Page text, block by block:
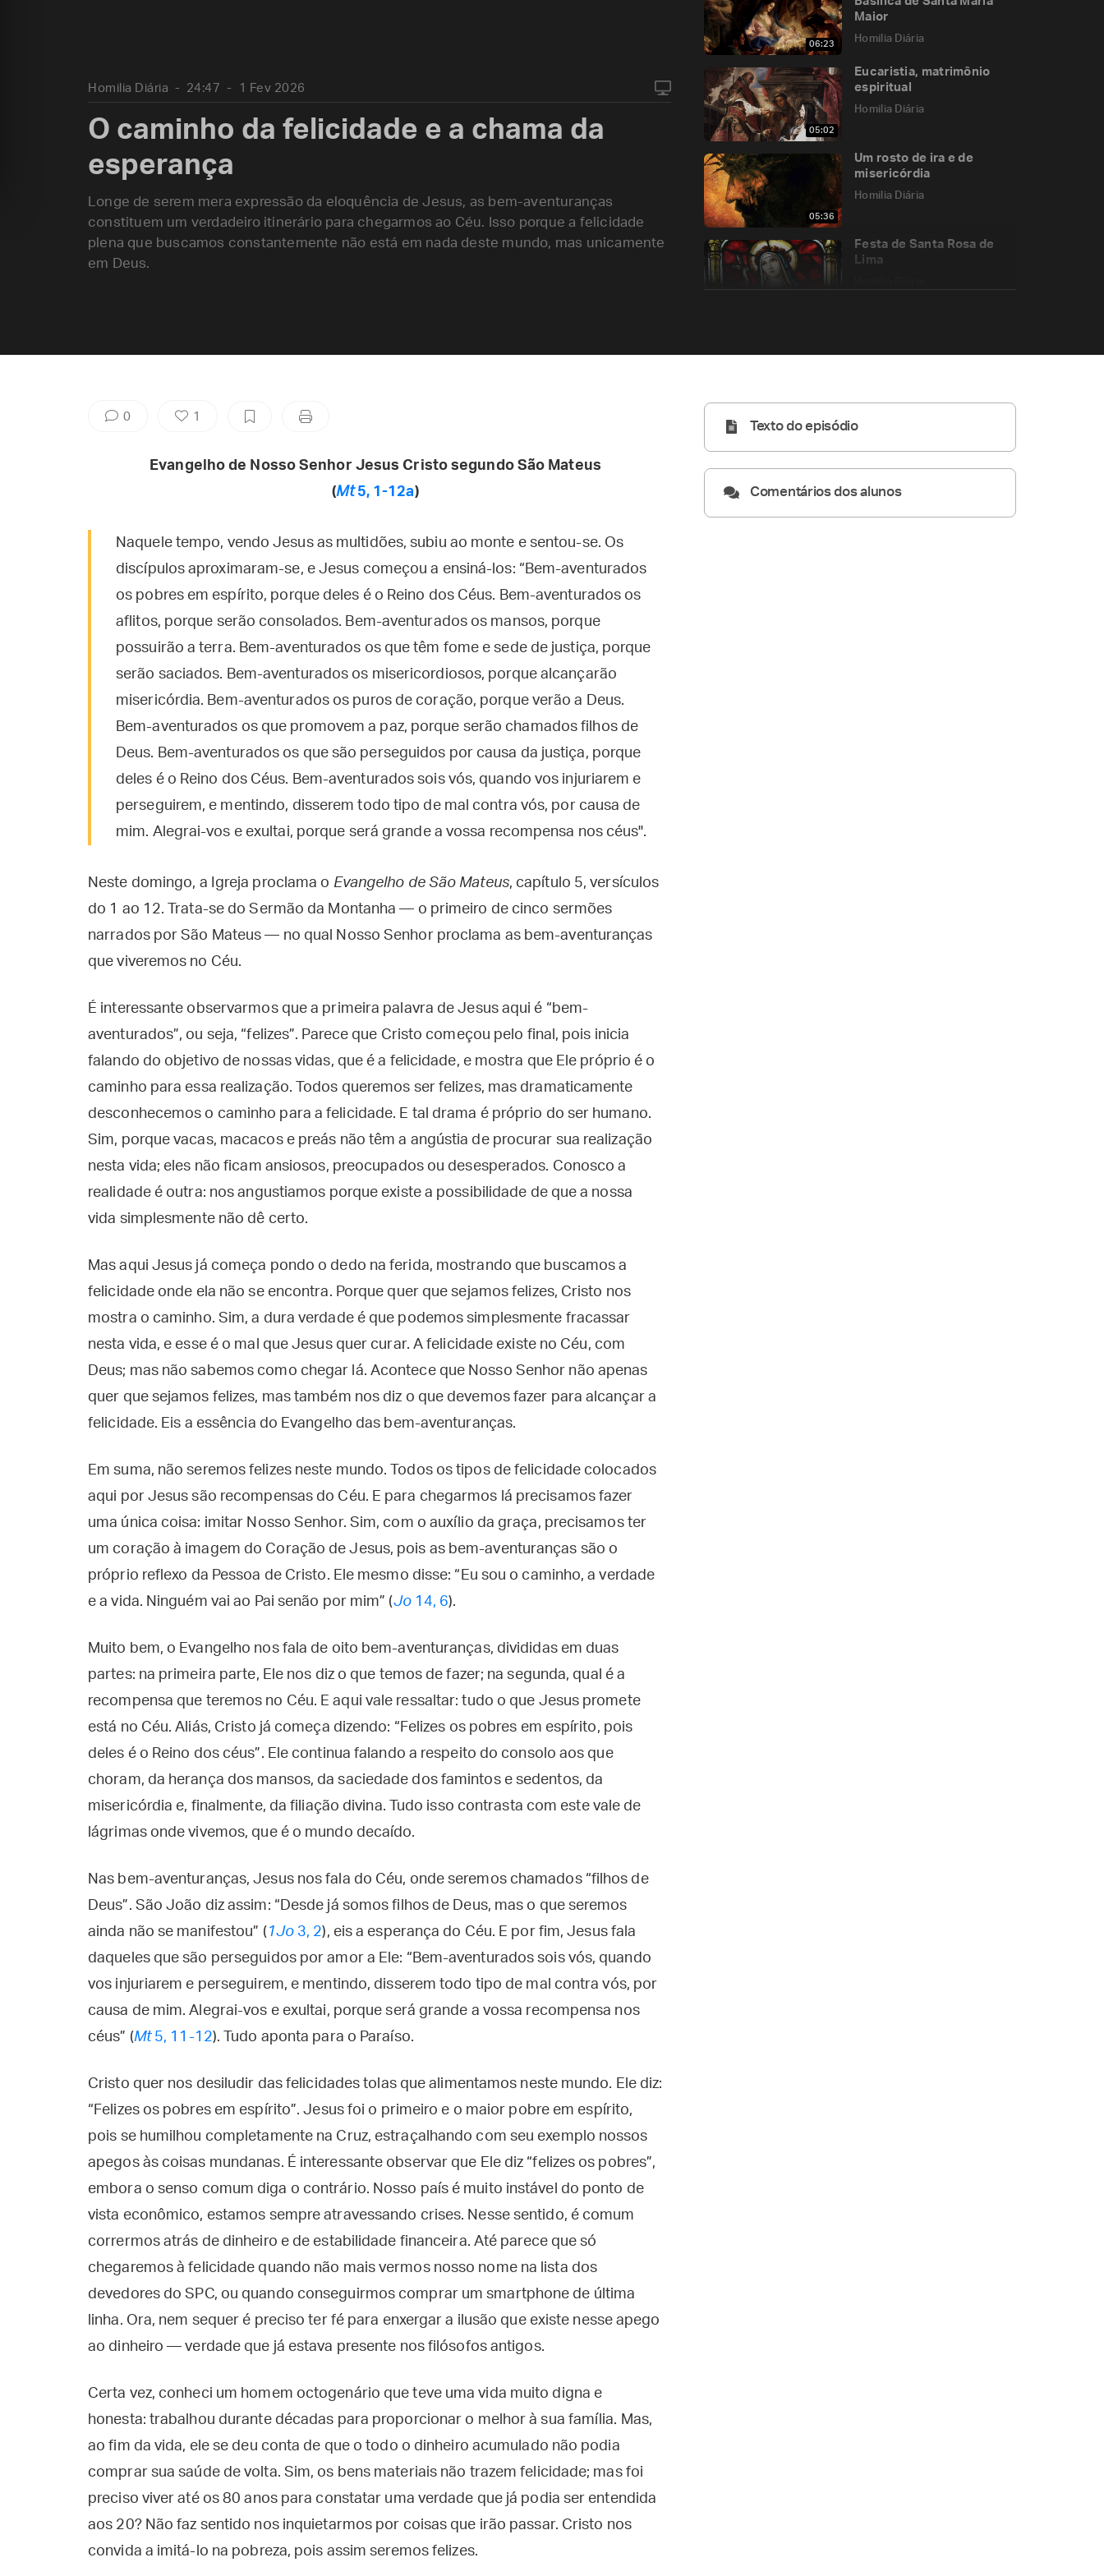
06:23
Maior
Homilia Diária
05:02
Eucaristia, matrimônio
espiritual
Homilia Diária
05:36
Um rosto de ira e de
misericórdia
Homilia Diária
Festa de Santa Rosa de
Lima
Homilia Diária 24:47 1 Fev 2026
O caminho da felicidade e a chama da
esperança
Longe de serem mera expressão da eloquência de Jesus, as bem-aventuranças
constituem um verdadeiro itinerário para chegarmos ao Céu. Isso porque a felicidade
plena que buscamos constantemente não está em nada deste mundo, mas unicamente
em Deus.
0 1
Evangelho de Nosso Senhor Jesus Cristo segundo São Mateus
(Mt 5, 1-12a)
Naquele tempo, vendo Jesus as multidões, subiu ao monte e sentou-se. Os
discípulos aproximaram-se, e Jesus começou a ensiná-los: “Bem-aventurados
os pobres em espírito, porque deles é o Reino dos Céus. Bem-aventurados os
aflitos, porque serão consolados. Bem-aventurados os mansos, porque
possuirão a terra. Bem-aventurados os que têm fome e sede de justiça, porque
serão saciados. Bem-aventurados os misericordiosos, porque alcançarão
misericórdia. Bem-aventurados os puros de coração, porque verão a Deus.
Bem-aventurados os que promovem a paz, porque serão chamados filhos de
Deus. Bem-aventurados os que são perseguidos por causa da justiça, porque
deles é o Reino dos Céus. Bem-aventurados sois vós, quando vos injuriarem e
perseguirem, e mentindo, disserem todo tipo de mal contra vós, por causa de
mim. Alegrai-vos e exultai, porque será grande a vossa recompensa nos céus".
Neste domingo, a Igreja proclama o Evangelho de São Mateus, capítulo 5, versículos
do 1 ao 12. Trata-se do Sermão da Montanha — o primeiro de cinco sermões
narrados por São Mateus — no qual Nosso Senhor proclama as bem-aventuranças
que viveremos no Céu.
É interessante observarmos que a primeira palavra de Jesus aqui é “bem-
aventurados”, ou seja, “felizes”. Parece que Cristo começou pelo final, pois inicia
falando do objetivo de nossas vidas, que é a felicidade, e mostra que Ele próprio é o
caminho para essa realização. Todos queremos ser felizes, mas dramaticamente
desconhecemos o caminho para a felicidade. E tal drama é próprio do ser humano.
Sim, porque vacas, macacos e preás não têm a angústia de procurar sua realização
nesta vida; eles não ficam ansiosos, preocupados ou desesperados. Conosco a
realidade é outra: nos angustiamos porque existe a possibilidade de que a nossa
vida simplesmente não dê certo.
Mas aqui Jesus já começa pondo o dedo na ferida, mostrando que buscamos a
felicidade onde ela não se encontra. Porque quer que sejamos felizes, Cristo nos
mostra o caminho. Sim, a dura verdade é que podemos simplesmente fracassar
nesta vida, e esse é o mal que Jesus quer curar. A felicidade existe no Céu, com
Deus; mas não sabemos como chegar lá. Acontece que Nosso Senhor não apenas
quer que sejamos felizes, mas também nos diz o que devemos fazer para alcançar a
felicidade. Eis a essência do Evangelho das bem-aventuranças.
Em suma, não seremos felizes neste mundo. Todos os tipos de felicidade colocados
aqui por Jesus são recompensas do Céu. E para chegarmos lá precisamos fazer
uma única coisa: imitar Nosso Senhor. Sim, com o auxílio da graça, precisamos ter
um coração à imagem do Coração de Jesus, pois as bem-aventuranças são o
próprio reflexo da Pessoa de Cristo. Ele mesmo disse: “Eu sou o caminho, a verdade
e a vida. Ninguém vai ao Pai senão por mim” (Jo14, 6).
Muito bem, o Evangelho nos fala de oito bem-aventuranças, divididas em duas
partes: na primeira parte, Ele nos diz o que temos de fazer; na segunda, qual é a
recompensa que teremos no Céu. E aqui vale ressaltar: tudo o que Jesus promete
está no Céu. Aliás, Cristo já começa dizendo: “Felizes os pobres em espírito, pois
deles é o Reino dos céus”. Ele continua falando a respeito do consolo aos que
choram, da herança dos mansos, da saciedade dos famintos e sedentos, da
misericórdia e, finalmente, da filiação divina. Tudo isso contrasta com este vale de
lágrimas onde vivemos, que é o mundo decaído.
Nas bem-aventuranças, Jesus nos fala do Céu, onde seremos chamados “filhos de
Deus”. São João diz assim: “Desde já somos filhos de Deus, mas o que seremos
ainda não se manifestou” ( 1Jo3, 2), eis a esperança do Céu. E por fim, Jesus fala
daqueles que são perseguidos por amor a Ele: “Bem-aventurados sois vós, quando
vos injuriarem e perseguirem, e mentindo, disserem todo tipo de mal contra vós, por
causa de mim. Alegrai-vos e exultai, porque será grande a vossa recompensa nos
céus” (Mt5, 11-12). Tudo aponta para o Paraíso.
Cristo quer nos desiludir das felicidades tolas que alimentamos neste mundo. Ele diz:
“Felizes os pobres em espírito”. Jesus foi o primeiro e o maior pobre em espírito,
pois se humilhou completamente na Cruz, estraçalhando com seu exemplo nossos
apegos às coisas mundanas. É interessante observar que Ele diz “felizes os pobres”,
embora o senso comum diga o contrário. Nosso país é muito instável do ponto de
vista econômico, estamos sempre atravessando crises. Nesse sentido, é comum
corrermos atrás de dinheiro e de estabilidade financeira. Até parece que só
chegaremos à felicidade quando não mais vermos nosso nome na lista dos
devedores do SPC, ou quando conseguirmos comprar um smartphone de última
linha. Ora, nem sequer é preciso ter fé para enxergar a ilusão que existe nesse apego
ao dinheiro — verdade que já estava presente nos filósofos antigos.
Certa vez, conheci um homem octogenário que teve uma vida muito digna e
honesta: trabalhou durante décadas para proporcionar o melhor à sua família. Mas,
ao fim da vida, ele se deu conta de que o todo o dinheiro acumulado não podia
comprar sua saúde de volta. Sim, os bens materiais não trazem felicidade; mas foi
preciso viver até os 80 anos para constatar uma verdade que já podia ser entendida
aos 20? Não faz sentido nos inquietarmos por coisas que irão passar. Cristo nos
convida a imitá-lo na pobreza, pois assim seremos felizes.
Texto do episódio
Comentários dos alunos